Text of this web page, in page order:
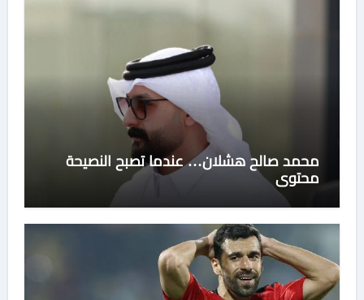
محمد صالح هشلان… عندما تصبح النصيحة
محتوى